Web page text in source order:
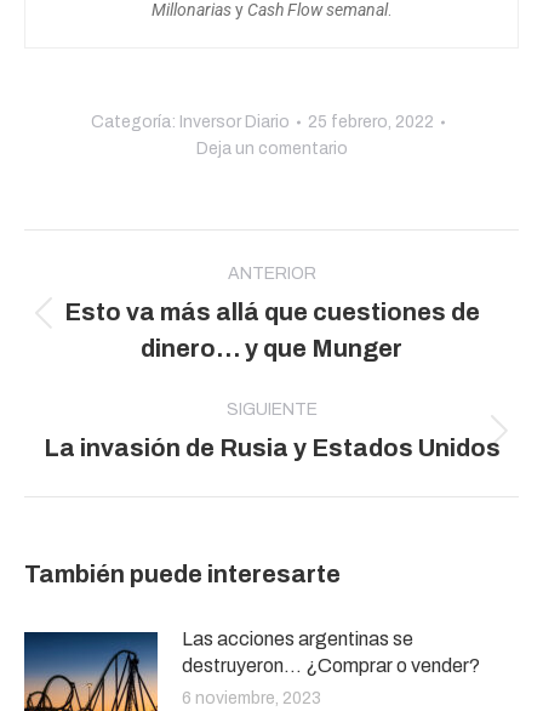
Millonariasy Cash Flow semanal.
Categoría: Inversor Diario
25 febrero, 2022
Deja un comentario
publicaciones
ANTERIOR
Publicación
anterior:
Esto va más allá que cuestiones de
dinero… y que Munger
SIGUIENTE
Publicación
La invasión de Rusia y Estados Unidos
También puede interesarte
Las acciones argentinas se
destruyeron… ¿Comprar o vender?
6 noviembre, 2023